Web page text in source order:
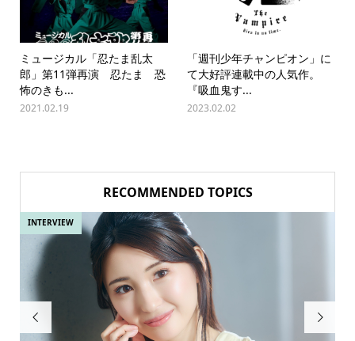
ミュージカル「忍たま乱太
郎」第11弾再演 忍たま 恐
怖のきも...
2021.02.19
「週刊少年チャンピオン」に
て大好評連載中の人気作。
『吸血鬼す...
2023.02.02
RECOMMENDED TOPICS

INTERVIEW
